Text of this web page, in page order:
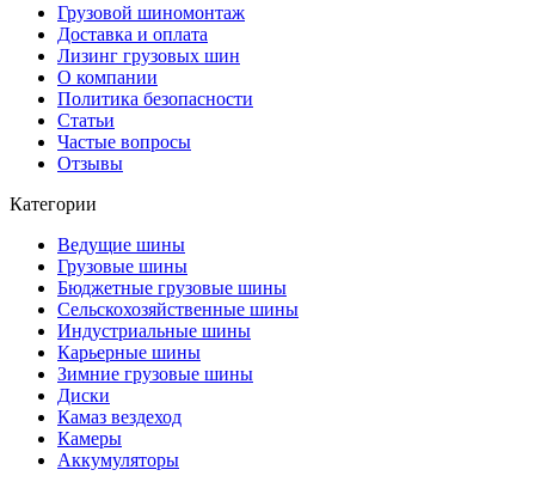
Грузовой шиномонтаж
Доставка и оплата
Лизинг грузовых шин
О компании
Политика безопасности
Статьи
Частые вопросы
Отзывы
Категории
Ведущие шины
Грузовые шины
Бюджетные грузовые шины
Сельскохозяйственные шины
Индустриальные шины
Карьерные шины
Зимние грузовые шины
Диски
Камаз вездеход
Камеры
Аккумуляторы